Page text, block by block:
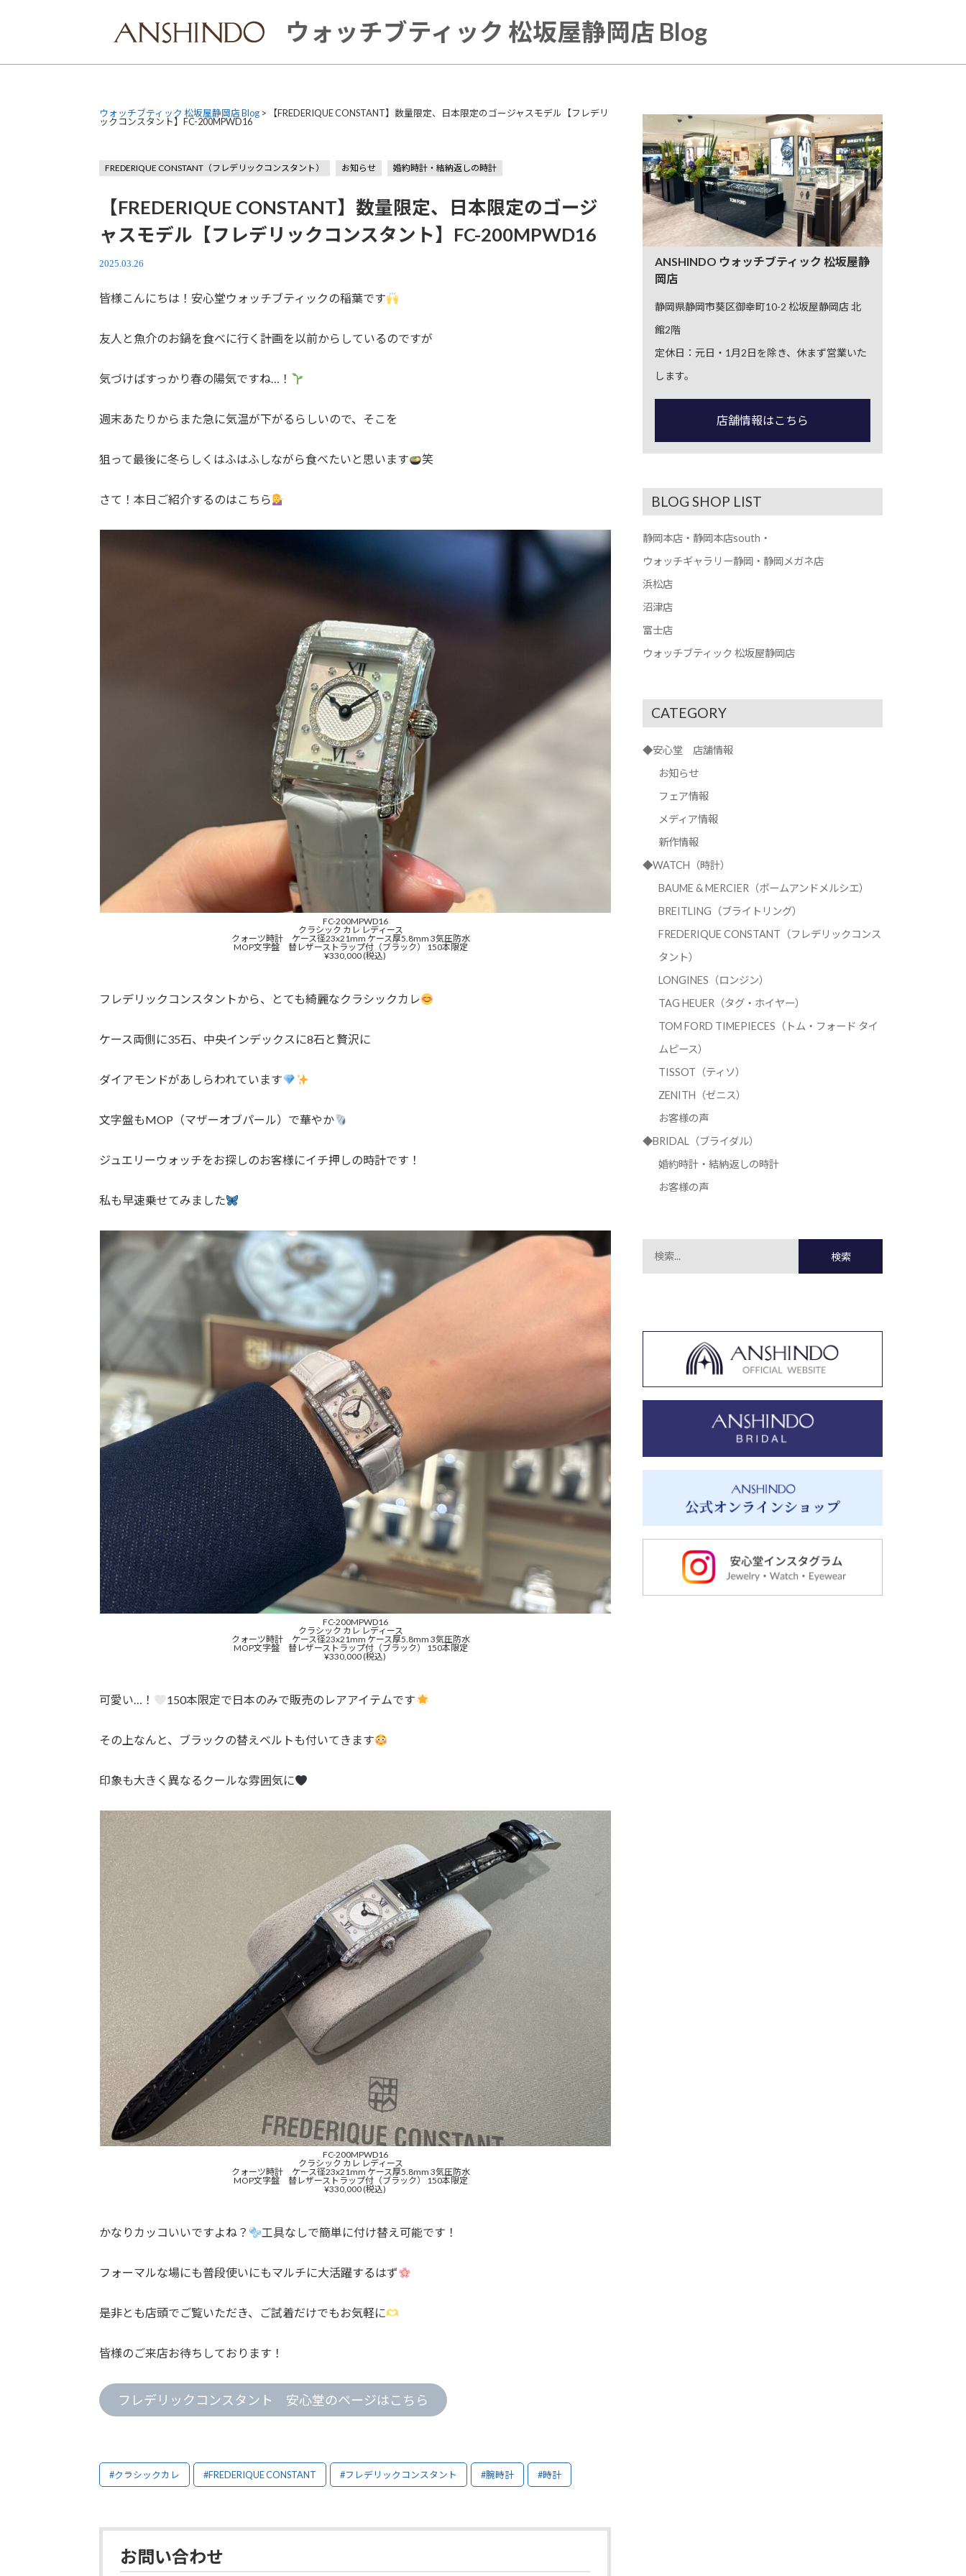
ウォッチブティック 松坂屋静岡店 Blog
ウォッチブティック 松坂屋静岡店 Blog > 【FREDERIQUE CONSTANT】数量限定、日本限定のゴージャスモデル【フレデリ
ックコンスタント】FC-200MPWD16
FREDERIQUE CONSTANT（フレデリックコンスタント） お知らせ 婚約時計・結納返しの時計
【FREDERIQUE CONSTANT】数量限定、日本限定のゴージ
ャスモデル【フレデリックコンスタント】FC-200MPWD16
2025.03.26
皆様こんにちは！安心堂ウォッチブティックの稲葉です
友人と魚介のお鍋を食べに行く計画を以前からしているのですが
気づけばすっかり春の陽気ですね…！
週末あたりからまた急に気温が下がるらしいので、そこを
狙って最後に冬らしくはふはふしながら食べたいと思います 笑
さて！本日ご紹介するのはこちら
FC-200MPWD16
クラシック カレ レディース
クォーツ時計 ケース径23x21mm ケース厚5.8mm 3気圧防水
MOP文字盤 替レザーストラップ付（ブラック） 150本限定
¥330,000 (税込)
フレデリックコンスタントから、とても綺麗なクラシックカレ
ケース両側に35石、中央インデックスに8石と贅沢に
ダイアモンドがあしらわれています
文字盤もMOP（マザーオブパール）で華やか
ジュエリーウォッチをお探しのお客様にイチ押しの時計です！
私も早速乗せてみました
FC-200MPWD16
クラシック カレ レディース
クォーツ時計 ケース径23x21mm ケース厚5.8mm 3気圧防水
MOP文字盤 替レザーストラップ付（ブラック） 150本限定
¥330,000 (税込)
可愛い…！ 150本限定で日本のみで販売のレアアイテムです
その上なんと、ブラックの替えベルトも付いてきます
印象も大きく異なるクールな雰囲気に
FC-200MPWD16
クラシック カレ レディース
クォーツ時計 ケース径23x21mm ケース厚5.8mm 3気圧防水
MOP文字盤 替レザーストラップ付（ブラック） 150本限定
¥330,000 (税込)
かなりカッコいいですよね？ 工具なしで簡単に付け替え可能です！
フォーマルな場にも普段使いにもマルチに大活躍するはず
是非とも店頭でご覧いただき、ご試着だけでもお気軽に
皆様のご来店お待ちしております！
フレデリックコンスタント 安心堂のページはこちら
#クラシックカレ #FREDERIQUE CONSTANT #フレデリックコンスタント #腕時計 #時計
お問い合わせ
ANSHINDO ウォッチブティック 松坂屋静
岡店
静岡県静岡市葵区御幸町10-2 松坂屋静岡店 北
館2階
定休日：元日・1月2日を除き、休まず営業いた
します。
店舗情報はこちら
BLOG SHOP LIST
静岡本店・静岡本店south・
ウォッチギャラリー静岡・静岡メガネ店
浜松店
沼津店
富士店
ウォッチブティック 松坂屋静岡店
CATEGORY
◆安心堂 店舗情報
お知らせ
フェア情報
メディア情報
新作情報
◆WATCH（時計）
BAUME & MERCIER（ボームアンドメルシエ）
BREITLING（ブライトリング）
FREDERIQUE CONSTANT（フレデリックコンス
タント）
LONGINES（ロンジン）
TAG HEUER（タグ・ホイヤー）
TOM FORD TIMEPIECES（トム・フォード タイ
ムピース）
TISSOT（ティソ）
ZENITH（ゼニス）
お客様の声
◆BRIDAL（ブライダル）
婚約時計・結納返しの時計
お客様の声